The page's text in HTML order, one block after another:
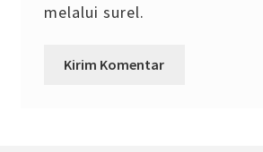
melalui surel.